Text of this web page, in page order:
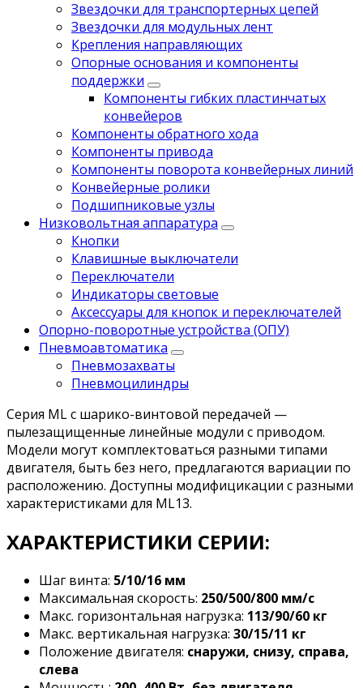
Звездочки для транспортерных цепей
Звездочки для модульных лент
Крепления направляющих
Опорные основания и компоненты
поддержки
Компоненты гибких пластинчатых
конвейеров
Компоненты обратного хода
Компоненты привода
Компоненты поворота конвейерных линий
Koнвейерныe pолики
Подшипниковые узлы
Низковольтная аппаратура
Кнопки
Клавишные выключатели
Переключатели
Индикаторы световые
Аксессуары для кнопок и переключателей
Опорно-поворотные устройства (ОПУ)
Пневмоавтоматика
Пневмозахваты
Пневмоцилиндры
Серия ML c шарико-винтовой передачей —
пылезащищенные линейные модули с приводом.
Модели могут комплектоваться разными типами
двигателя, быть без него, предлагаются вариации по
расположению. Доступны модифицикации с разными
характеристиками для ML13.
ХАРАКТЕРИСТИКИ СЕРИИ:
Шаг винта: 5/10/16 мм
Максимальная скорость: 250/500/800 мм/с
Макс. горизонтальная нагрузка: 113/90/60 кг
Макс. вертикальная нагрузка: 30/15/11 кг
Положение двигателя: снаружи, снизу, справа,
слева